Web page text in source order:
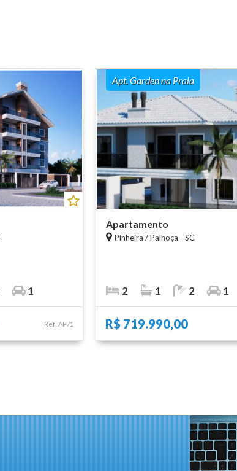
Ref: AP71
1
Apt. Garden na Praia
Apartamento
Pinheira / Palhoça - SC
R$ 719.990,00
2 1 2 1